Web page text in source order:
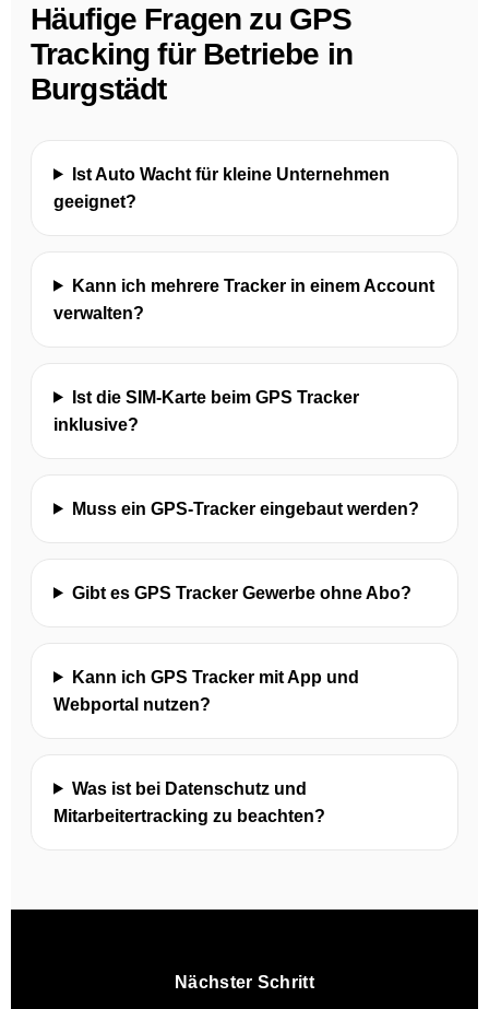
Häufige Fragen zu GPS
Tracking für Betriebe in
Burgstädt
Ist Auto Wacht für kleine Unternehmen
geeignet?
Kann ich mehrere Tracker in einem Account
verwalten?
Ist die SIM-Karte beim GPS Tracker
inklusive?
Muss ein GPS-Tracker eingebaut werden?
Gibt es GPS Tracker Gewerbe ohne Abo?
Kann ich GPS Tracker mit App und
Webportal nutzen?
Was ist bei Datenschutz und
Mitarbeitertracking zu beachten?
Nächster Schritt